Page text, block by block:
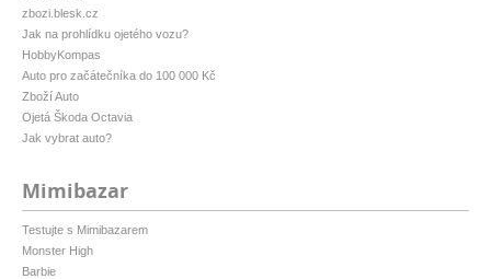
zbozi.blesk.cz
Jak na prohlídku ojetého vozu?
HobbyKompas
Auto pro začátečníka do 100 000 Kč
Zboží Auto
Ojetá Škoda Octavia
Jak vybrat auto?
Mimibazar
Testujte s Mimibazarem
Monster High
Barbie